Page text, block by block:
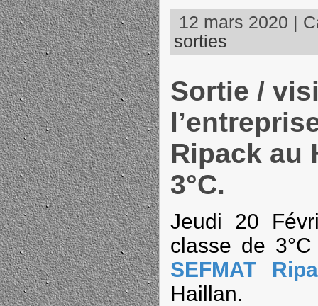
12 mars 2020 |
sorties
Sortie /
Ripack au
3°C.
Jeudi 20
classe de
SEFMAT
Haillan.